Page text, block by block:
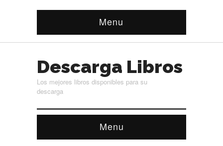
Menu
Descarga Libros
Los mejores libros disponibles para su
descarga
Menu